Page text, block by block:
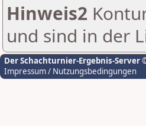
Hinweis2
und sind in der
Der Schachturnier-Ergebnis-Server
Impressum / Nutzungsbedingungen